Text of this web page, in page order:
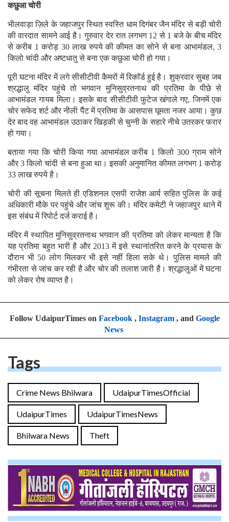
कछुआ चोरी
भीलवाड़ा ज़िले के जहाजपुर स्थित स्वस्ति धाम दिगंबर जैन मंदिर से बड़ी चोरी
की वारदात सामने आई है। गुरुवार देर रात लगभग 12 से 1 बजे के बीच मंदिर
से करीब 1 करोड़ 30 लाख रुपये की कीमत का सोने से बना आभामंडल, 3
किलो चांदी और अष्टधातु से बना एक कछुआ चोरी हो गया।
पूरी घटना मंदिर में लगे सीसीटीवी कैमरों में रिकॉर्ड हुई है। शुक्रवार सुबह जब
श्रद्धालु मंदिर पहुंचे तो भगवान मुनिसुव्रतनाथ की प्रतिमा के पीछे से
आभामंडल गायब मिला। इसके बाद सीसीटीवी फुटेज खंगाले गए, जिनमें एक
चोर सफेद शर्ट और नीली पैंट में प्रतिमा के आसपास घूमता नजर आया। कुछ
देर बाद वह आभामंडल उठाकर खिड़की से चुन्नी के सहारे नीचे उतरकर फरार
हो गया।
बताया गया कि चोरी किया गया आभामंडल करीब 1 किलो 300 ग्राम सोने
और 3 किलो चांदी से बना हुआ था। इसकी अनुमानित कीमत लगभग 1 करोड़
33 लाख रुपये है।
चोरी की सूचना मिलते ही एडिशनल एसपी राजेश आर्य सहित पुलिस के कई
अधिकारी मौके पर पहुंचे और जांच शुरू की। मंदिर कमेटी ने जहाजपुर थाने में
इस संबंध में रिपोर्ट दर्ज कराई है।
मंदिर में स्थापित मुनिसुव्रतनाथ भगवान की प्रतिमा को लेकर मान्यता है कि
यह प्रतिमा बहुत भारी है और 2013 में इसे स्थानांतरित करने के प्रयास के
दौरान भी 50 लोग मिलकर भी इसे नहीं हिला सके थे। पुलिस मामले की
गंभीरता से जांच कर रही है और चोर की तलाश जारी है। श्रद्धालुओं में घटना
को लेकर रोष व्याप्त है।
Follow UdaipurTimes on Facebook, Instagram, and Google
News
Tags
Crime News Bhilwara UdaipurTimesOfficial
UdaipurTimes UdaipurTimesNews
Bhilwara News Theft